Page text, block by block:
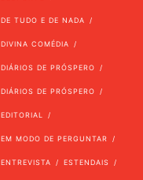
DE TUDO E DE NADA
DIVINA COMÉDIA
DIÁRIOS DE PRÓSPERO
DIÁRIOS DE PRÓSPERO
EDITORIAL
EM MODO DE PERGUNTAR
ENTREVISTA ESTENDAIS